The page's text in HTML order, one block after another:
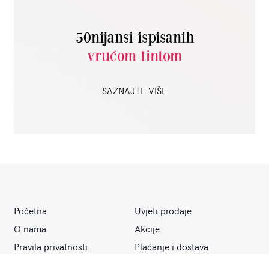
50nijansi ispisanih
vrućom tintom
SAZNAJTE VIŠE
Početna
Uvjeti prodaje
O nama
Akcije
Pravila privatnosti
Plaćanje i dostava